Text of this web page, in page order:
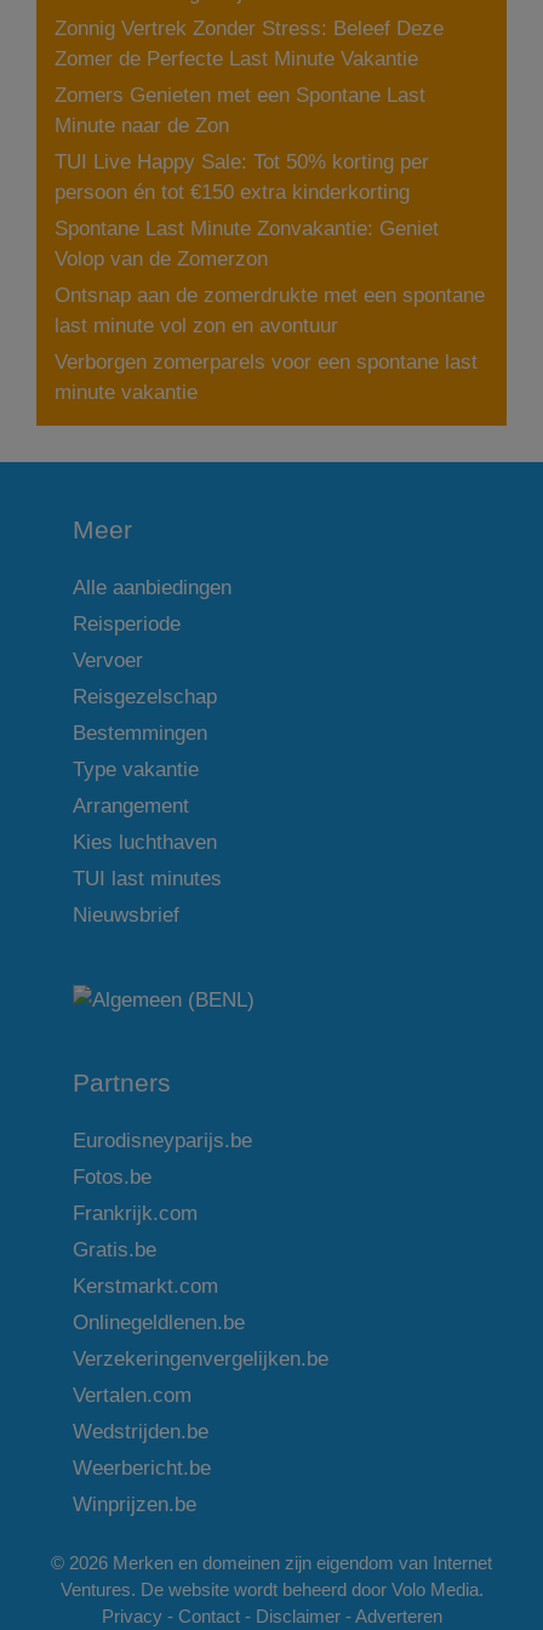
Zonnig Vertrek Zonder Stress: Beleef Deze
Zomer de Perfecte Last Minute Vakantie
Zomers Genieten met een Spontane Last
Minute naar de Zon
TUI Live Happy Sale: Tot 50% korting per
persoon én tot €150 extra kinderkorting
Spontane Last Minute Zonvakantie: Geniet
Volop van de Zomerzon
Ontsnap aan de zomerdrukte met een spontane
last minute vol zon en avontuur
Verborgen zomerparels voor een spontane last
minute vakantie
Meer
Alle aanbiedingen
Reisperiode
Vervoer
Reisgezelschap
Bestemmingen
Type vakantie
Arrangement
Kies luchthaven
TUI last minutes
Nieuwsbrief
Partners
Eurodisneyparijs.be
Fotos.be
Frankrijk.com
Gratis.be
Kerstmarkt.com
Onlinegeldlenen.be
Verzekeringenvergelijken.be
Vertalen.com
Wedstrijden.be
Weerbericht.be
Winprijzen.be
© 2026 Merken en domeinen zijn eigendom van Internet
Ventures. De website wordt beheerd door Volo Media.
Privacy- Contact- Disclaimer-Adverteren